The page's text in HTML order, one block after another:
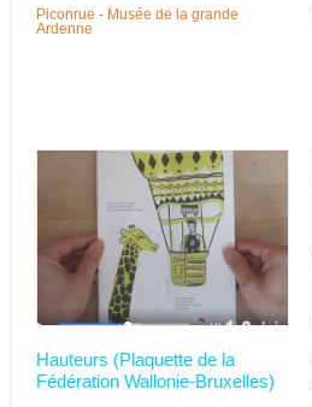
Piconrue - Musée de la grande
Ardenne
Hauteurs (Plaquette de la
Fédération Wallonie-Bruxelles)